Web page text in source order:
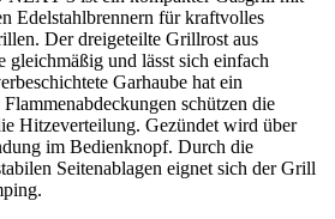
Edelstahlbrennern für kraftvolles
Der dreigeteilte Grillrost aus
gleichmäßig und lässt sich einfach
Garhaube hat ein
schützen die
Hitzeverteilung. Gezündet wird über
im Bedienknopf. Durch die
Seitenablagen eignet sich der Grill